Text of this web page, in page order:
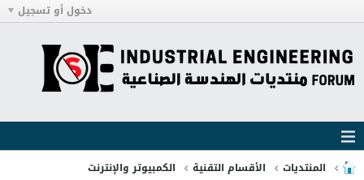
دخول أو تسجيل
المنتديات الأقسام التقنية الكمبيوتر والإنترنت